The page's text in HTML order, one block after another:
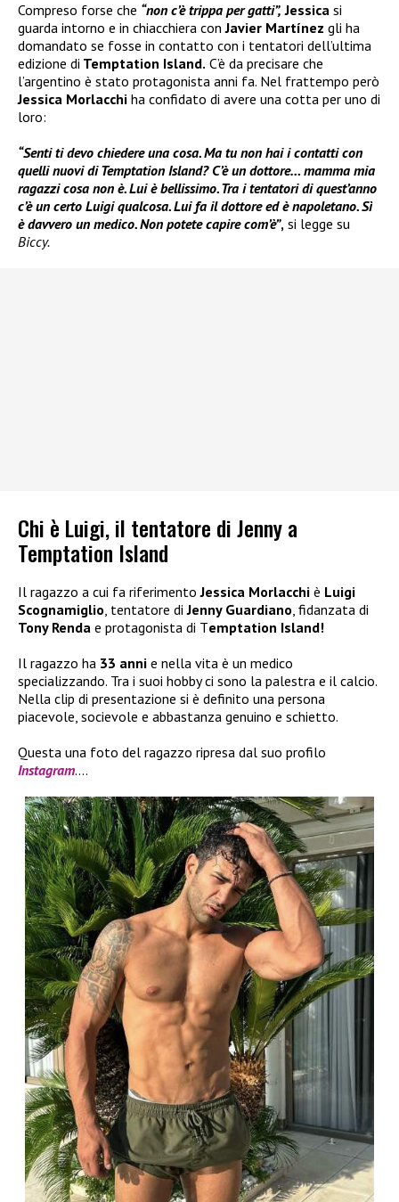
Compreso forse che “non c’è trippa per gatti”, Jessica si
guarda intorno e in chiacchiera conJavier Martínez gli ha
domandato se fosse in contatto con i tentatori dell’ultima
edizione di Temptation Island. C’è da precisare che
l’argentino è stato protagonista anni fa. Nel frattempo però
Jessica Morlacchi ha confidato di avere una cotta per uno di
loro:
“Senti ti devo chiedere una cosa. Ma tu non hai i contatti con
quelli nuovi di Temptation Island? C’è un dottore… mamma mia
ragazzi cosa non è. Lui è bellissimo. Tra i tentatori di quest’anno
c’è un certo Luigi qualcosa. Lui fa il dottore ed è napoletano. Sì
è davvero un medico. Non potete capire com’è”, si legge su
Biccy.
Chi è Luigi, il tentatore di Jenny a
Temptation Island
Il ragazzo a cui fa riferimentoJessica Morlacchi è Luigi
Scognamiglio , tentatore diJenny Guardiano , fidanzata di
Tony Renda e protagonista di Temptation Island!
Il ragazzo ha 33 anni e nella vita è un medico
specializzando. Tra i suoi hobby ci sono la palestra e il calcio.
Nella clip di presentazione si è definito una persona
piacevole, socievole e abbastanza genuino e schietto.
Questa una foto del ragazzo ripresa dal suo profilo
Instagram….